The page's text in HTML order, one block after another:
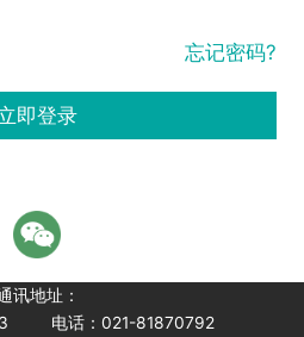
忘记密码?
即登录
讯地址：
电话：021-81870792